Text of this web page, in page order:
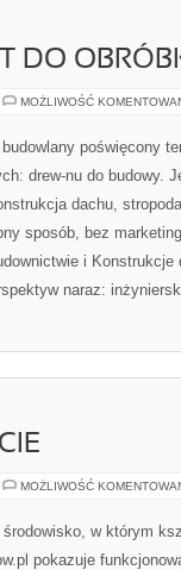
DO
MOŻLIWOŚĆ
poświęcony
drew-nu do budowy.
dachu,
sposób, bez
i Konstrukcje
naraz:
MOŻLIWOŚĆ
w którym
pokazuje